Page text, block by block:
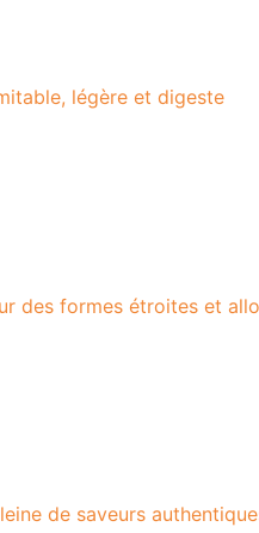
légère et digeste
des formes étroites et
de saveurs